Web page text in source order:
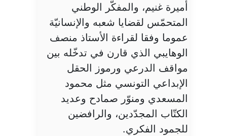
أميرة غنيم، والمفكّر الوطني
المتحمّس لقضايا شعبه والإنسانيّة
عموما وفقا لقراءة الأستاذ منصف
الوهايبي الذي قارن في تدخّله بين
مواقف الدرعي ورموز الحقل
الإبداعي التونسي مثل محمود
المسعدي ومنوّر صمادح وعديد
الكتّاب المجدّدين، والرافضين
للجمود الفكري.